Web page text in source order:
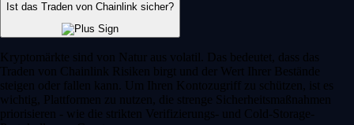
Ist das Traden von Chainlink sicher?
Kryptomärkte sind von Natur aus volatil. Das bedeutet, dass das
Traden von Chainlink Risiken birgt und der Wert Ihrer Bestände
steigen oder fallen kann. Um Ihren Kontozugriff zu schützen, ist es
wichtig, Plattformen zu nutzen, die strenge Sicherheitsmaßnahmen
priorisieren - wie die strikten Verifizierungs- und Cold-Storage-